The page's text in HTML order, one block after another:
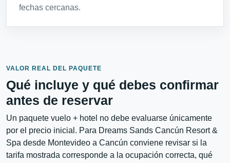
fechas cercanas.
VALOR REAL DEL PAQUETE
Qué incluye y qué debes confirmar
antes de reservar
Un paquete vuelo + hotel no debe evaluarse únicamente
por el precio inicial. Para Dreams Sands Cancún Resort &
Spa desde Montevideo a Cancún conviene revisar si la
tarifa mostrada corresponde a la ocupación correcta, qué